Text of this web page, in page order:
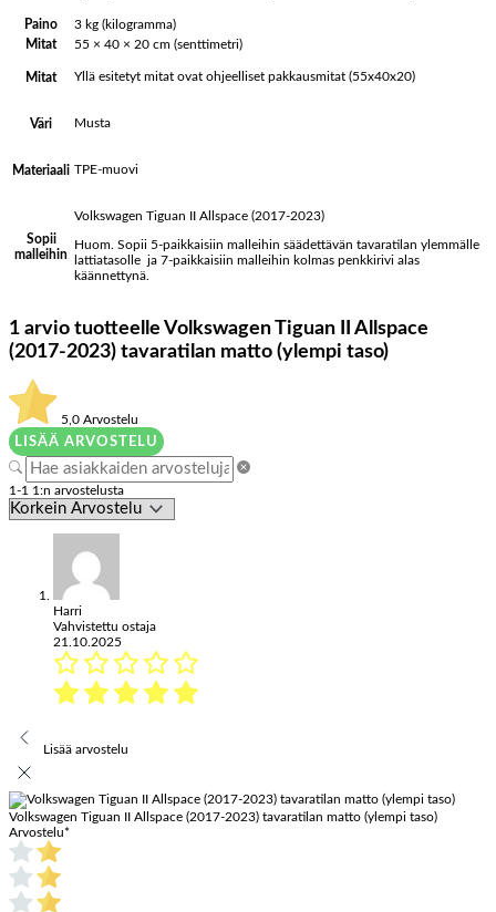
Paino
3 kg (kilogramma)
Mitat
55 × 40 × 20 cm (senttimetri)
Mitat Yllä esitetyt mitat ovat ohjeelliset pakkausmitat (55x40x20)
Väri Musta
Materiaali TPE-muovi
Sopii
malleihin
Volkswagen Tiguan II Allspace (2017-2023)
Huom. Sopii 5-paikkaisiin malleihin säädettävän tavaratilan ylemmälle
lattiatasolle ja 7-paikkaisiin malleihin kolmas penkkirivi alas
käännettynä.
1 arvio tuotteelle Volkswagen Tiguan II Allspace
(2017-2023) tavaratilan matto (ylempi taso)
5,0 Arvostelu
LISÄÄ ARVOSTELU
1-1 1:n arvostelusta
Harri
Vahvistettu ostaja
21.10.2025
Lisää arvostelu
Volkswagen Tiguan II Allspace (2017-2023) tavaratilan matto (ylempi taso)
Arvostelu*